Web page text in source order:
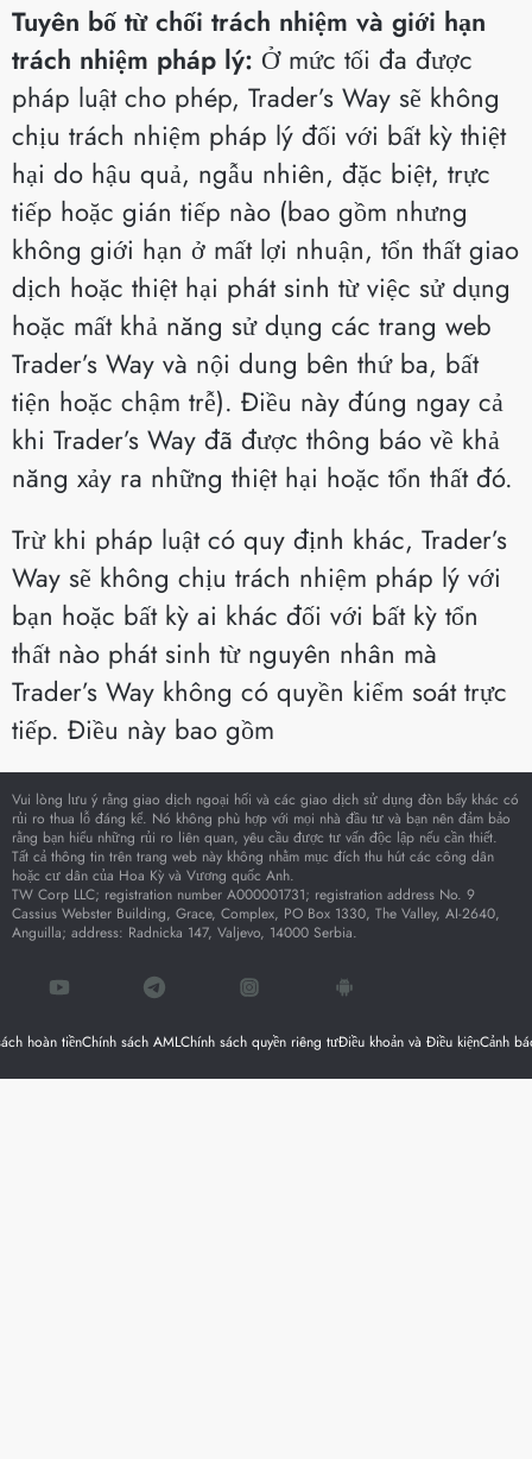
Tuyên bố từ chối trách nhiệm và giới hạn
trách nhiệm pháp lý: Ở mức tối đa được
pháp luật cho phép, Trader’s Way sẽ không
chịu trách nhiệm pháp lý đối với bất kỳ thiệt
hại do hậu quả, ngẫu nhiên, đặc biệt, trực
tiếp hoặc gián tiếp nào (bao gồm nhưng
không giới hạn ở mất lợi nhuận, tổn thất giao
dịch hoặc thiệt hại phát sinh từ việc sử dụng
hoặc mất khả năng sử dụng các trang web
Trader’s Way và nội dung bên thứ ba, bất
tiện hoặc chậm trễ). Điều này đúng ngay cả
khi Trader’s Way đã được thông báo về khả
năng xảy ra những thiệt hại hoặc tổn thất đó.
Trừ khi pháp luật có quy định khác, Trader’s
Way sẽ không chịu trách nhiệm pháp lý với
bạn hoặc bất kỳ ai khác đối với bất kỳ tổn
thất nào phát sinh từ nguyên nhân mà
Trader’s Way không có quyền kiểm soát trực
tiếp. Điều này bao gồm
Vui lòng lưu ý rằng giao dịch ngoại hối và các giao dịch sử dụng đòn bẩy khác có
rủi ro thua lỗ đáng kể. Nó không phù hợp với mọi nhà đầu tư và bạn nên đảm bảo
rằng bạn hiểu những rủi ro liên quan, yêu cầu được tư vấn độc lập nếu cần thiết.
Tất cả thông tin trên trang web này không nhằm mục đích thu hút các công dân
hoặc cư dân của Hoa Kỳ và Vương quốc Anh.
TW Corp LLC; registration number A000001731; registration address No. 9
Cassius Webster Building, Grace, Complex, PO Box 1330, The Valley, AI-2640,
Anguilla; address: Radnicka 147, Valjevo, 14000 Serbia.
hoàn tiềnChính sách AMLChính sách quyền riêng tưĐiều khoản và Điều kiệnCảnh